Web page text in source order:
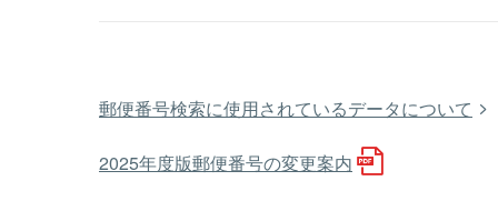
郵便番号検索に使用されているデータについて
2025年度版郵便番号の変更案内